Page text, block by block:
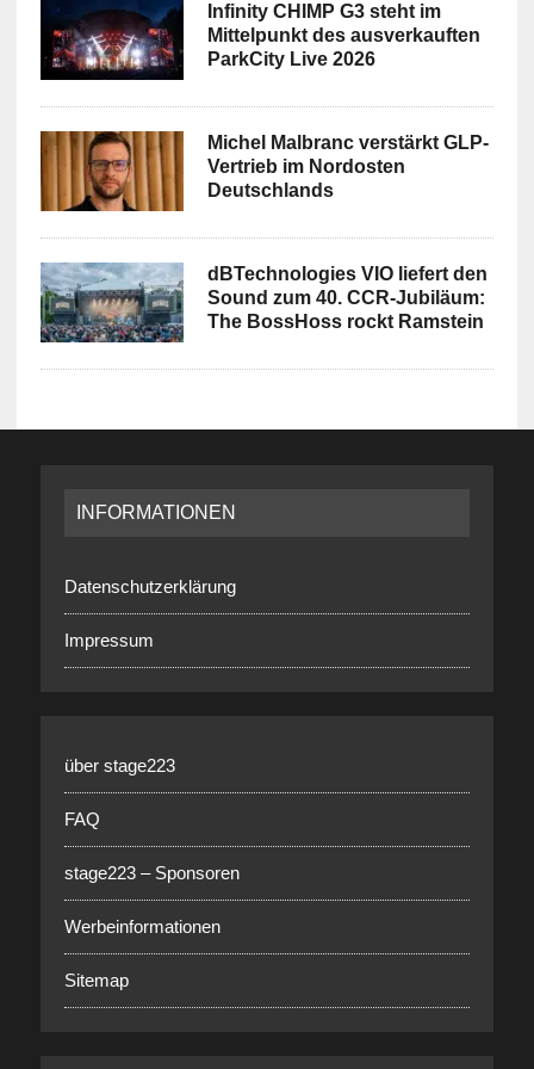
Infinity CHIMP G3 steht im
Mittelpunkt des ausverkauften
ParkCity Live 2026
Michel Malbranc verstärkt GLP-
Vertrieb im Nordosten
Deutschlands
dBTechnologies VIO liefert den
Sound zum 40. CCR-Jubiläum:
The BossHoss rockt Ramstein
INFORMATIONEN
Datenschutzerklärung
Impressum
über stage223
FAQ
stage223 – Sponsoren
Werbeinformationen
Sitemap